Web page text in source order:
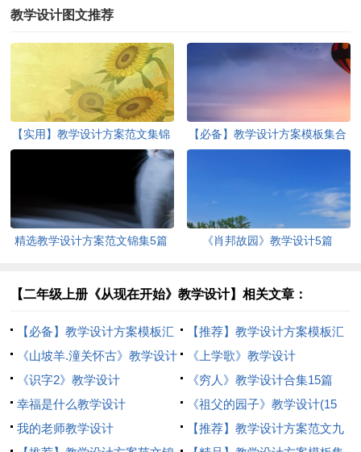
教学设计图文推荐
【实用】教学设计方案范文集锦
【必备】教学设计方案模板集合
精选教学设计方案范文锦集5篇 《肖邦故园》教学设计5篇
【二年级上册《从现在开始》教学设计】相关文章：
【必备】教学设计方案模板汇
编九篇
【推荐】教学设计方案模板汇
编七篇
《山坡羊.潼关怀古》教学设计
《上学歌》教学设计
《识字2》教学设计
《穷人》教学设计合集15篇
幸福是什么教学设计
《祖父的园子》教学设计(15
篇)
我的老师教学设计
【推荐】教学设计方案范文九